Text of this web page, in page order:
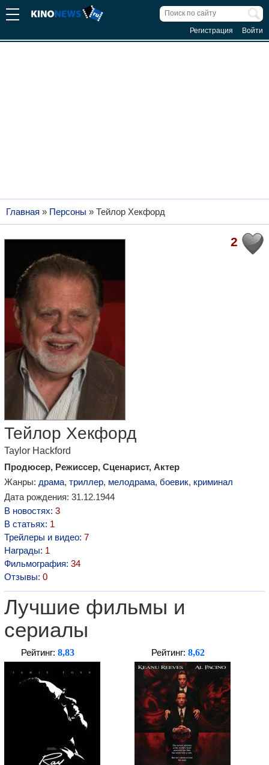
Регистрация Войти
Главная » Персоны » Тейлор Хекфорд
2
Тейлор Хекфорд
Taylor Hackford
Продюсер, Режиссер, Сценарист, Актер
Жанры: драма, триллер, мелодрама, боевик, криминал
Дата рождения: 31.12.1944
В новостях: 3
В статьях: 1
Трейлеры и видео: 7
Награды: 1
Фильмография: 34
Отзывы: 0
Лучшие фильмы и
сериалы
Рейтинг: 8,83 Рейтинг: 8,62